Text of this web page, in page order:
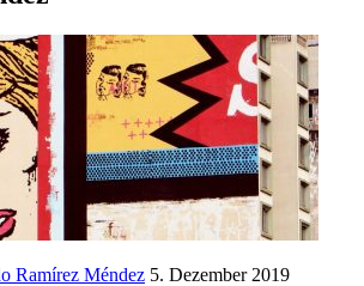
Ramírez Méndez 5. Dezember 2019